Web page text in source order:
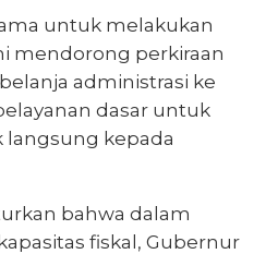
untuk melakukan
mendorong perkiraan
administrasi ke
dasar untuk
kepada
bahwa dalam
fiskal, Gubernur